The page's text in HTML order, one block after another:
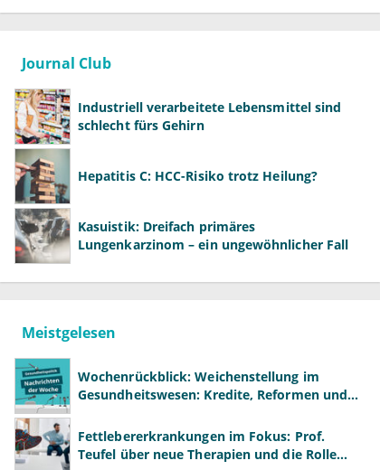
Journal Club
Industriell verarbeitete Lebensmittel sind
schlecht fürs Gehirn
Hepatitis C: HCC-Risiko trotz Heilung?
Kasuistik: Dreifach primäres
Lungenkarzinom – ein ungewöhnlicher Fall
Meistgelesen
Wochenrückblick: Weichenstellung im
Gesundheitswesen: Kredite, Reformen und
Fettlebererkrankungen im Fokus: Prof.
Teufel über neue Therapien und die Rolle